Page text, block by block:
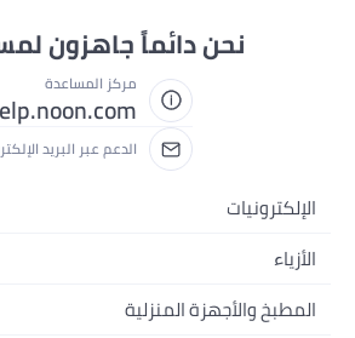
نحن دائماً جاهزون لمساعدتك
مركز المساعدة
help.noon.com
الدعم عبر البريد الإلكتروني
والأجهزة المنزلية